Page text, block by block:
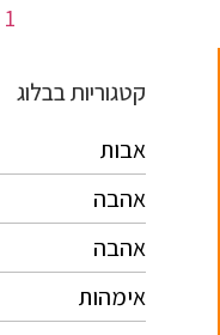
1
קטגוריות בבלוג
אבות
אהבה
אהבה
אימהות